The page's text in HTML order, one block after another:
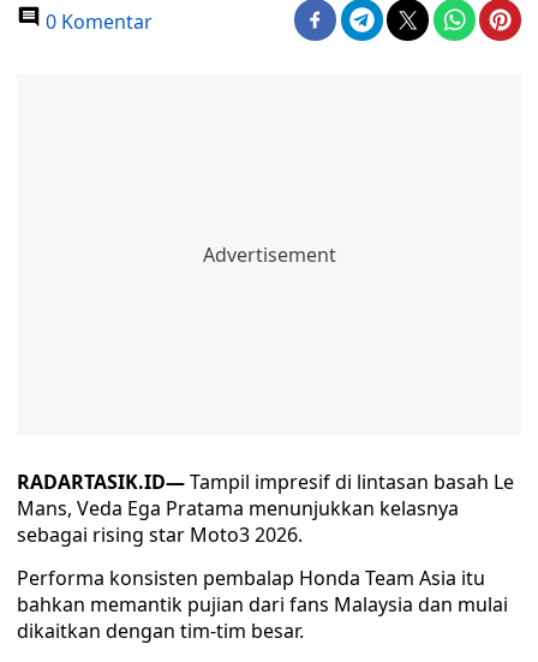
0 Komentar
RADARTASIK.ID—Tampil impresif di lintasan basah Le
Mans, Veda Ega Pratama menunjukkan kelasnya
sebagai rising star Moto3 2026.
Performa konsisten pembalap Honda Team Asia itu
bahkan memantik pujian dari fans Malaysia dan mulai
dikaitkan dengan tim-tim besar.